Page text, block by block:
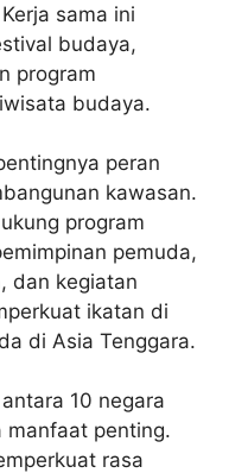
sama ini
budaya,
program
budaya.
peran
kawasan.
program
pemuda,
dan kegiatan
ikatan di
di Asia Tenggara.
10 negara
manfaat penting.
rasa